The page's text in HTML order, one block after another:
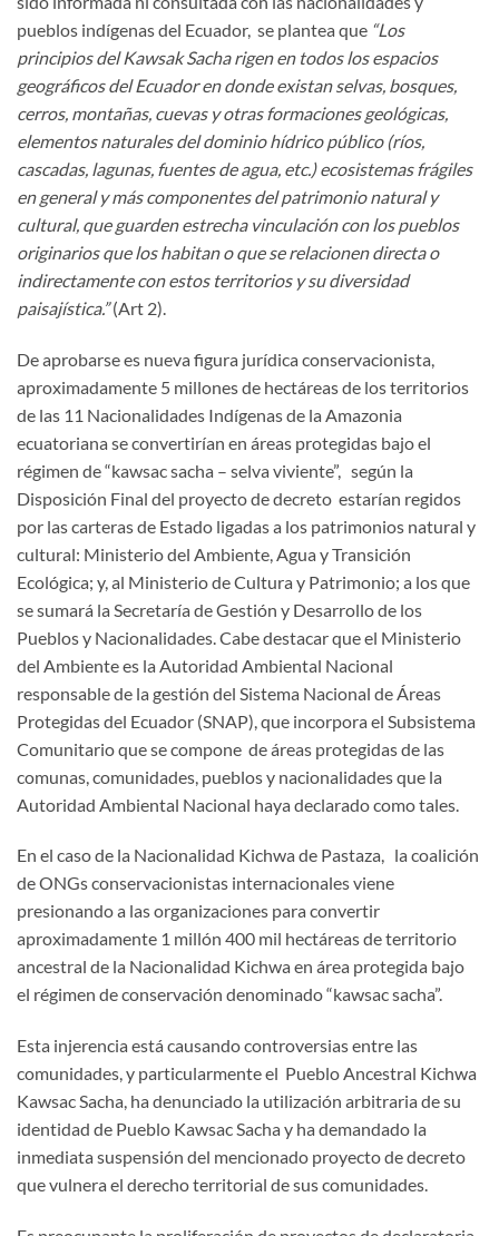
pueblos indígenas del Ecuador, se plantea que “Los
principios del Kawsak Sacha rigen en todos los espacios
geográficos del Ecuador en donde existan selvas, bosques,
cerros, montañas, cuevas y otras formaciones geológicas,
elementos naturales del dominio hídrico público (ríos,
cascadas, lagunas, fuentes de agua, etc.) ecosistemas frágiles
en general y más componentes del patrimonio natural y
cultural, que guarden estrecha vinculación con los pueblos
originarios que los habitan o que se relacionen directa o
indirectamente con estos territorios y su diversidad
paisajística.”(Art 2).
De aprobarse es nueva figura jurídica conservacionista,
aproximadamente 5 millones de hectáreas de los territorios
de las 11 Nacionalidades Indígenas de la Amazonia
ecuatoriana se convertirían en áreas protegidas bajo el
régimen de “kawsac sacha – selva viviente”, según la
Disposición Final del proyecto de decreto estarían regidos
por las carteras de Estado ligadas a los patrimonios natural y
cultural: Ministerio del Ambiente, Agua y Transición
Ecológica; y, al Ministerio de Cultura y Patrimonio; a los que
se sumará la Secretaría de Gestión y Desarrollo de los
Pueblos y Nacionalidades. Cabe destacar que el Ministerio
del Ambiente es la Autoridad Ambiental Nacional
responsable de la gestión del Sistema Nacional de Áreas
Protegidas del Ecuador (SNAP), que incorpora el Subsistema
Comunitario que se compone de áreas protegidas de las
comunas, comunidades, pueblos y nacionalidades que la
Autoridad Ambiental Nacional haya declarado como tales.
En el caso de la Nacionalidad Kichwa de Pastaza, la coalición
de ONGs conservacionistas internacionales viene
presionando a las organizaciones para convertir
aproximadamente 1 millón 400 mil hectáreas de territorio
ancestral de la Nacionalidad Kichwa en área protegida bajo
el régimen de conservación denominado “kawsac sacha”.
Esta injerencia está causando controversias entre las
comunidades, y particularmente el Pueblo Ancestral Kichwa
Kawsac Sacha, ha denunciado la utilización arbitraria de su
identidad de Pueblo Kawsac Sacha y ha demandado la
inmediata suspensión del mencionado proyecto de decreto
que vulnera el derecho territorial de sus comunidades.